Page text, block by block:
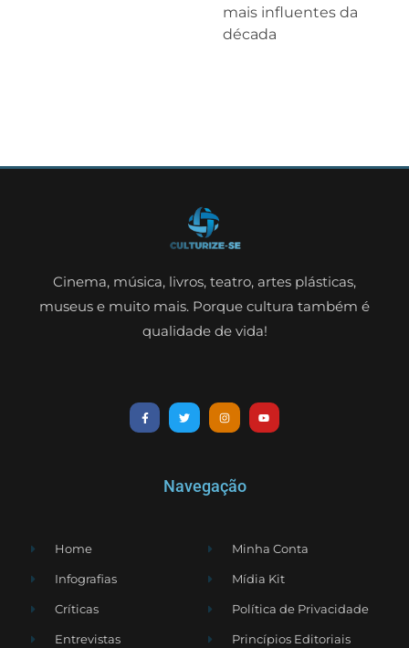
mais influentes da
década
Cinema, música, livros, teatro, artes plásticas,
museus e muito mais. Porque cultura também é
qualidade de vida!
Navegação
Home
Infografias
Críticas
Entrevistas
Minha Conta
Mídia Kit
Política de Privacidade
Princípios Editoriais